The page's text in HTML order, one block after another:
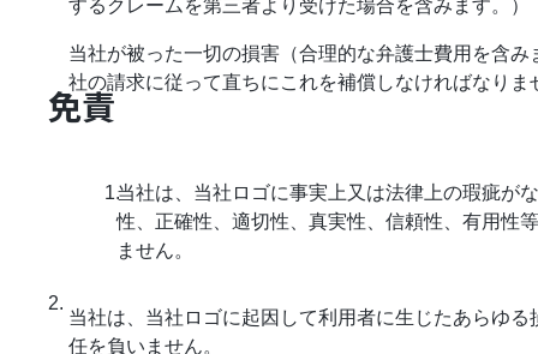
するクレームを第三者より受けた場合を含みます。）
当社が被った一切の損害（合理的な弁護士費用を含み
社の請求に従って直ちにこれを補償しなければなりま
免責
当社は、当社ロゴに事実上又は法律上の瑕疵が
性、正確性、適切性、真実性、信頼性、有用性
ません。
2.
当社は、当社ロゴに起因して利用者に生じたあらゆる
任を負いません。